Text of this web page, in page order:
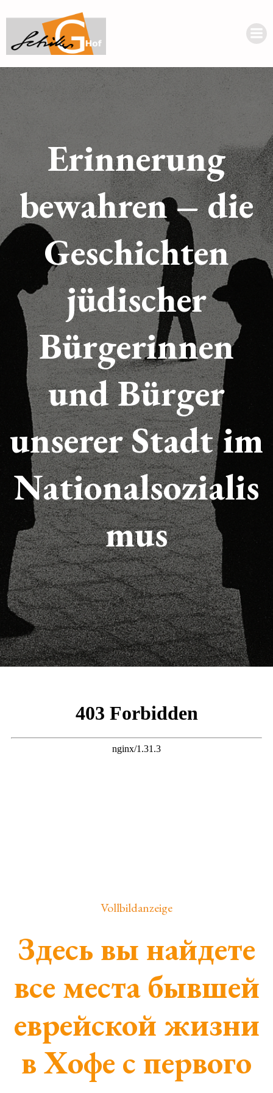
Erinnerung
bewahren – die
Geschichten
jüdischer
Bürgerinnen
und Bürger
unserer Stadt im
Nationalsozialis
mus
Vollbildanzeige
Здесь вы найдете
все места бывшей
еврейской жизни
в Хофе с первого